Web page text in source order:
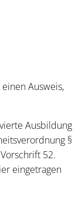
Ausweis,
Ausbildung
§
52.
eingetragen